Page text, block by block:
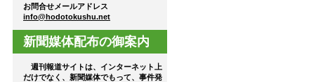
お問合せメールアドレス
info@hodotokushu.net
新聞媒体配布の御案内
週刊報道サイトは、インターネット上
だけでなく、新聞媒体でもって、事件発